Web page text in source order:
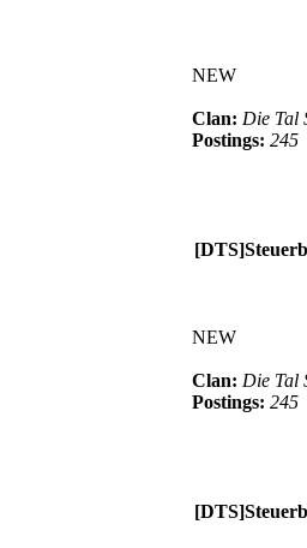
NEW
Clan: Die Tal
Postings: 245
NEW
Clan: Die Tal
Postings: 245